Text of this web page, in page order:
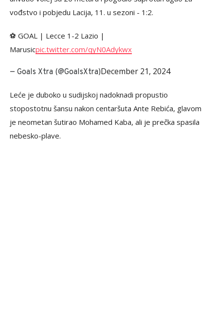
vođstvo i pobjedu Lacija, 11. u sezoni - 1:2.
⚽️ GOAL | Lecce 1-2 Lazio |
Marusicpic.twitter.com/qyN0Adykwx
— Goals Xtra (@GoalsXtra)December 21, 2024
Leće je duboko u sudijskoj nadoknadi propustio
stopostotnu šansu nakon centaršuta Ante Rebića, glavom
je neometan šutirao Mohamed Kaba, ali je prečka spasila
nebesko-plave.